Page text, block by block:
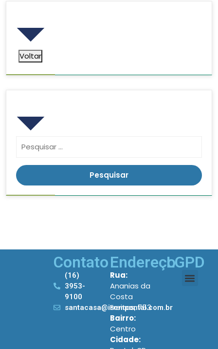
Voltar
Contato
(16)
3953-
9100
santacasa@iscmpontal.com.br
Endereço
Rua:
Ananias da
Costa
Freitas, 753
Bairro:
Centro
Cidade:
LGPD